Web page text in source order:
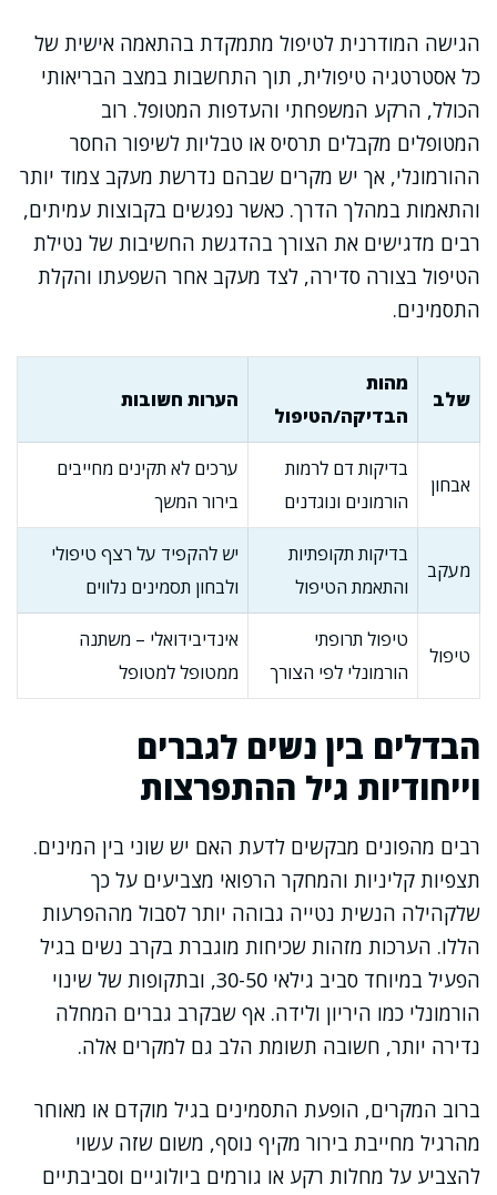
הגישה המודרנית לטיפול מתמקדת בהתאמה אישית של
כל אסטרטגיה טיפולית, תוך התחשבות במצב הבריאותי
הכולל, הרקע המשפחתי והעדפות המטופל. רוב
המטופלים מקבלים תרסיס או טבליות לשיפור החסר
ההורמונלי, אך יש מקרים שבהם נדרשת מעקב צמוד יותר
והתאמות במהלך הדרך. כאשר נפגשים בקבוצות עמיתים,
רבים מדגישים את הצורך בהדגשת החשיבות של נטילת
הטיפול בצורה סדירה, לצד מעקב אחר השפעתו והקלת
התסמינים.
שלב
מהות
הבדיקה/הטיפול
הערות חשובות
אבחון
בדיקות דם לרמות
הורמונים ונוגדנים
ערכים לא תקינים מחייבים
בירור המשך
מעקב
בדיקות תקופתיות
והתאמת הטיפול
יש להקפיד על רצף טיפולי
ולבחון תסמינים נלווים
טיפול
טיפול תרופתי
הורמונלי לפי הצורך
אינדיבידואלי – משתנה
ממטופל למטופל
הבדלים בין נשים לגברים
וייחודיות גיל ההתפרצות
רבים מהפונים מבקשים לדעת האם יש שוני בין המינים.
תצפיות קליניות והמחקר הרפואי מצביעים על כך
שלקהילה הנשית נטייה גבוהה יותר לסבול מההפרעות
הללו. הערכות מזהות שכיחות מוגברת בקרב נשים בגיל
הפעיל במיוחד סביב גילאי 30-50, ובתקופות של שינוי
הורמונלי כמו היריון ולידה. אף שבקרב גברים המחלה
נדירה יותר, חשובה תשומת הלב גם למקרים אלה.
ברוב המקרים, הופעת התסמינים בגיל מוקדם או מאוחר
מהרגיל מחייבת בירור מקיף נוסף, משום שזה עשוי
להצביע על מחלות רקע או גורמים ביולוגיים וסביבתיים